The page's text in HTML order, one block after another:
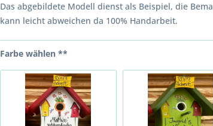
Das abgebildete Modell dienst als Beispiel, die
kann leicht abweichen da 100% Handarbeit.
Farbe wählen **